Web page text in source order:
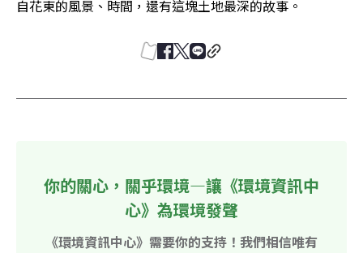
自花東的風景、時間，還有這塊土地最深的故事。
你的關心，關乎環境—讓《環境資訊中
心》為環境發聲
《環境資訊中心》需要你的支持！我們相信唯有